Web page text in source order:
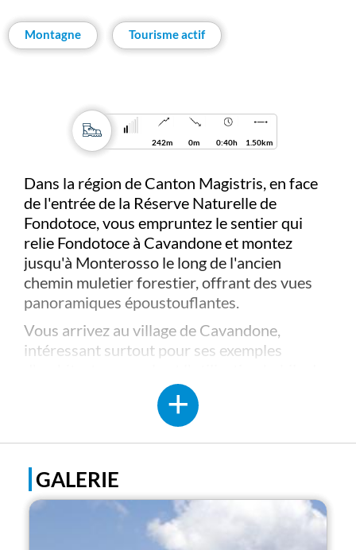
Montagne Tourisme actif
242m 0m 0:40h 1.50km
Dans la région de Canton Magistris, en face
de l'entrée de la Réserve Naturelle de
Fondotoce, vous empruntez le sentier qui
relie Fondotoce à Cavandone et montez
jusqu'à Monterosso le long de l'ancien
chemin muletier forestier, offrant des vues
panoramiques époustouflantes.
Vous arrivez au village de Cavandone,
intéressant surtout pour ses exemples
la pierre par ses habitants, qui étaient
largement des tailleurs de pierre par le passé.
l'église paroissiale, ombragée par un
spécimen de Taxus baccata d'au moins 500
ans, qui présente sur son côté une
intéressante chapelle ossuaire couverte
GALERIE